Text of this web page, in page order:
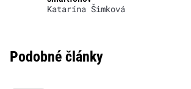
Katarína Šimková
Podobné články